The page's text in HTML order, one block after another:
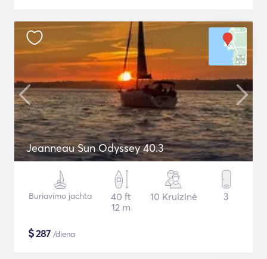
Jeanneau Sun Odyssey 40.3
Buriavimo jachta
40 ft
12 m
10 Kruizinė 3
$287 /diena